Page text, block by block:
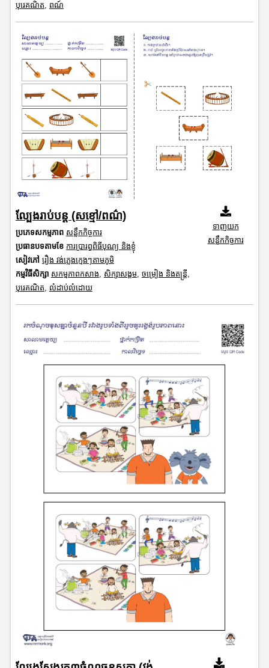
បុរេគណិត, ពណ៍
ល្បែងរាប់បន្ត (សខ្មៅ/ពណ៌)
ប្រភេទសកម្មភាព សន្លឹកកិច្ចការ
ប្រធានបទតាមខែ ការប្រារព្ធពិធីបុណ្យ និងខ្ញុំ
សៀវភៅ រឿង វង់ភ្លេងក្មេងៗតាមភូមិ
កម្មវិធីសិក្សា សកម្មភាពកសាង, សិក្សាសង្គម, ចម្រៀង និងតន្ត្រី,
បុរេគណិត, លំដាប់លំដោយ
ទាញយក
សន្លឹកកិច្ចការ